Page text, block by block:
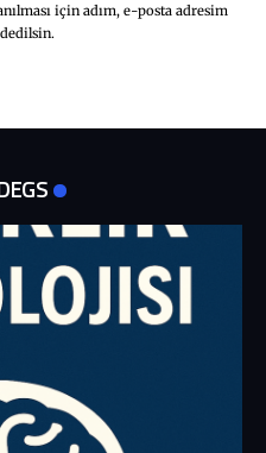
için adım, e-posta adresim